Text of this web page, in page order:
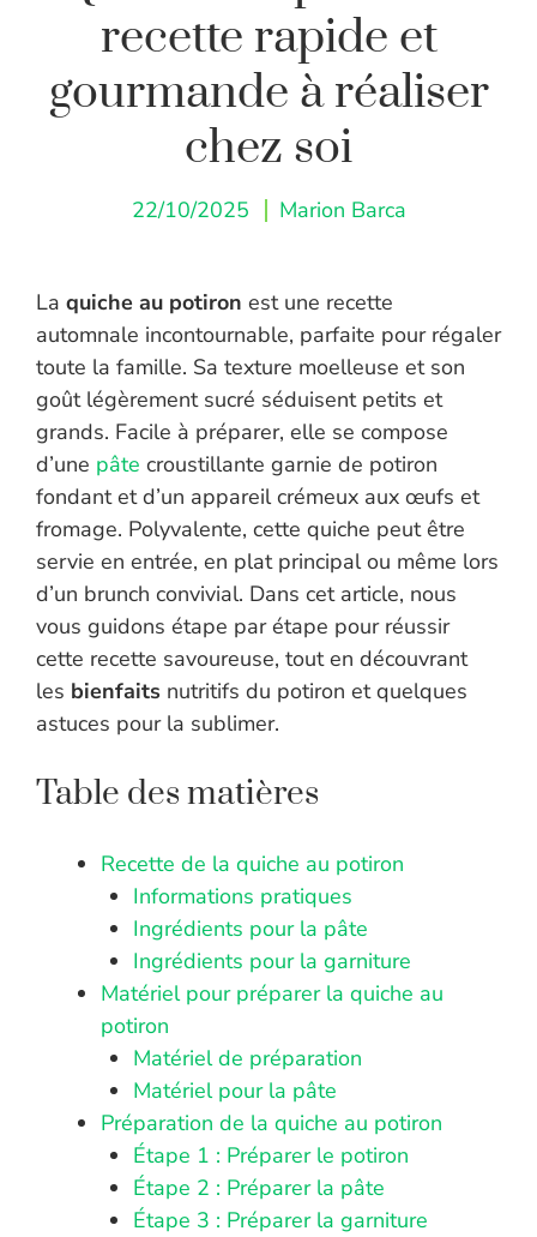
recette rapide et
gourmande à réaliser
chez soi
22/10/2025 Marion Barca
La quiche au potiron est une recette
automnale incontournable, parfaite pour régaler
toute la famille. Sa texture moelleuse et son
goût légèrement sucré séduisent petits et
grands. Facile à préparer, elle se compose
d’une pâte croustillante garnie de potiron
fondant et d’un appareil crémeux aux œufs et
fromage. Polyvalente, cette quiche peut être
servie en entrée, en plat principal ou même lors
d’un brunch convivial. Dans cet article, nous
vous guidons étape par étape pour réussir
cette recette savoureuse, tout en découvrant
les bienfaits nutritifs du potiron et quelques
astuces pour la sublimer.
Table des matières
Recette de la quiche au potiron
Informations pratiques
Ingrédients pour la pâte
Ingrédients pour la garniture
Matériel pour préparer la quiche au
potiron
Matériel de préparation
Matériel pour la pâte
Préparation de la quiche au potiron
Étape 1 : Préparer le potiron
Étape 2 : Préparer la pâte
Étape 3 : Préparer la garniture